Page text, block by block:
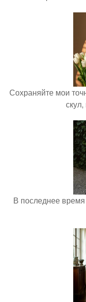
Сохраняйте мои
В последнее